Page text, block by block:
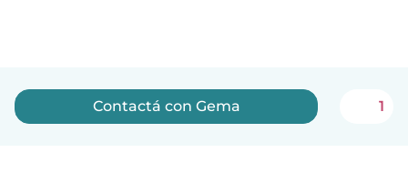
Contactá con Gema 1